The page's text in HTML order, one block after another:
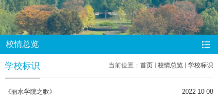
校情总览
当前位置： 首页 校情总览 学校标识
学校标识
《丽水学院之歌》 2022-10-08